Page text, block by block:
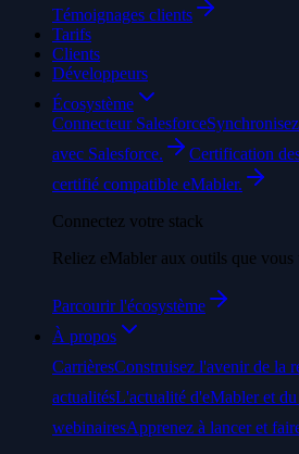
Témoignages clients
Tarifs
Clients
Développeurs
Écosystème
Connecteur Salesforce
avec Salesforce.
Certification
certifié compatible eMabler.
Connectez votre stack
Reliez eMabler aux outils que vous
Parcourir l'écosystème
À propos
CarrièresConstruisez l'avenir de la
actualitésL'actualité d'eMabler et du
webinairesApprenez à lancer et